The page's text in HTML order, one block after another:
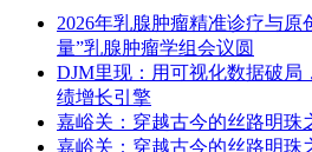
2026年乳腺肿瘤精准诊疗与原
量”乳腺肿瘤学组会议圆
DJM里现：用可视化数据破局
绩增长引擎
嘉峪关：穿越古今的丝路明珠
嘉峪关：穿越古今的丝路明珠